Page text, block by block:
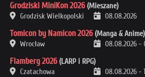
Grodziski MiniKon 2026 (Mieszane)
Grodzisk Wielkopolski
08.08.2026
Tomicon by Namicon 2026 (Manga & Anime)
Wrocław
08.08.2026 -
Flamberg 2026 (LARP i RPG)
Czatachowa
08.08.2026 -